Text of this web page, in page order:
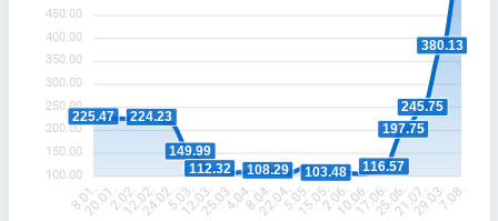
450.00
400.00
350.00
300.00
250.00
200.00
150.00
100.00
225.47 224.23
149.99
112.32
108.29 103.48 116.57
197.75
245.75
380.13
8.01.
20.01.2.02.
12.02.24.02.5.03.
12.03.25.03.4.04.8.04.
22.04.5.05.
15.05.2.06.
10.06.17.06.25.06.21.07.29.03.7.08.